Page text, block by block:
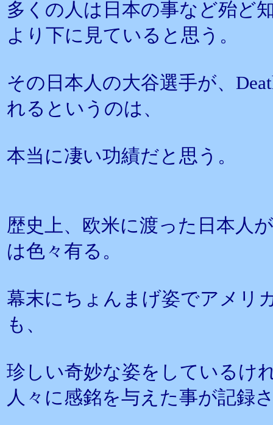
多くの人は日本の事など殆ど
より下に見ていると思う。
その日本人の大谷選手が、
れるというのは、
本当に凄い功績だと思う。
歴史上、欧米に渡った日本人
は色々有る。
幕末にちょんまげ姿でアメリ
も、
珍しい奇妙な姿をしているけ
人々に感銘を与えた事が記録